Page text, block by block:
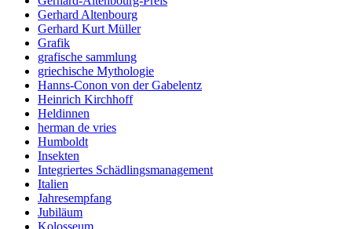
Gerhard Altenbourg
Gerhard Kurt Müller
Grafik
grafische sammlung
griechische Mythologie
Hanns-Conon von der Gabelentz
Heinrich Kirchhoff
Heldinnen
herman de vries
Humboldt
Insekten
Integriertes Schädlingsmanagement
Italien
Jahresempfang
Jubiläum